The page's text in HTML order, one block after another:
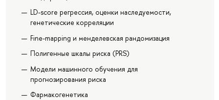
LD-score регрессия, оценки наследуемости,
генетические корреляции
Fine-mapping и менделевская рандомизация
Полигенные шкалы риска (PRS)
Модели машинного обучения для
прогнозирования риска
Фармакогенетика